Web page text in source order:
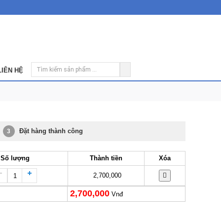
HỆ
3 Đặt hàng thành công
Số lượng Thành tiền Xóa
2,700,000
2,700,000 Vnđ